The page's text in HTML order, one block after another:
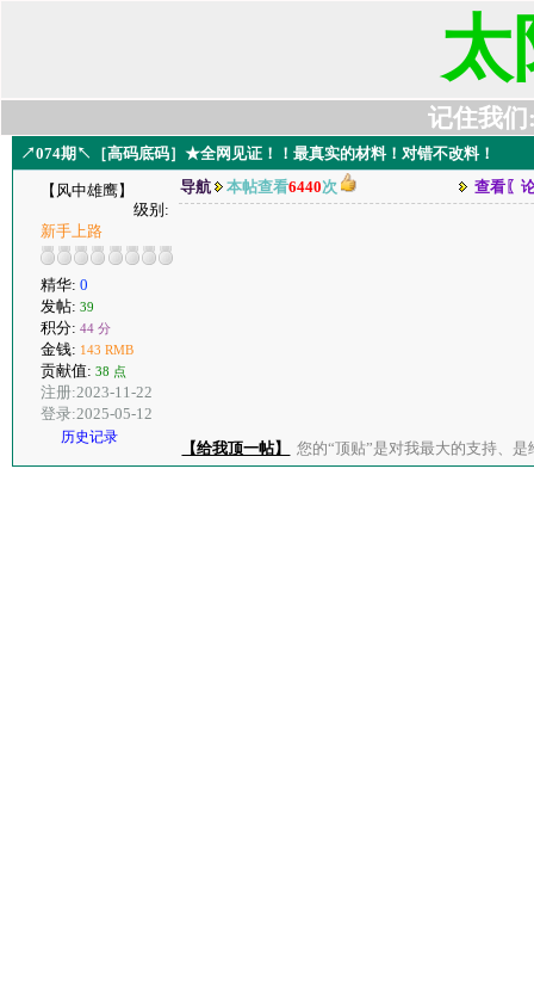
太
记住我们
↗074期↖［高码底码］★全网见证！！最真实的材料！对错不改料！
【风中雄鹰】
级别:
新手上路
精华: 0
发帖: 39
积分: 44 分
金钱: 143 RMB
贡献值: 38 点
注册:2023-11-22
登录:2025-05-12
历史记录
导航 本帖查看6440次 查看〖
【给我顶一帖】 您的“顶贴”是对我最大的支持、